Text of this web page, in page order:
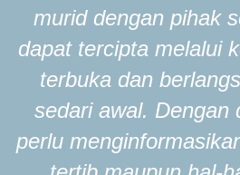
murid dengan pihak
dapat tercipta melalui
terbuka dan
sedari awal. Dengan
perlu